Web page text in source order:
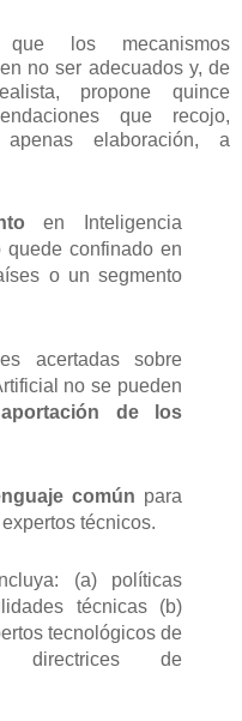
que los mecanismos
no ser adecuados y, de
propone quince
que recojo,
elaboración, a
en Inteligencia
confinado en
o un segmento
acertadas sobre
no se pueden
aportación de los
común para
técnicos.
(a) políticas
técnicas (b)
tecnológicos de
directrices de